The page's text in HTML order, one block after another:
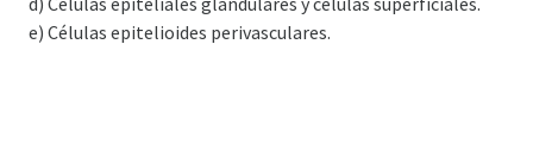
e) Células epitelioides perivasculares.